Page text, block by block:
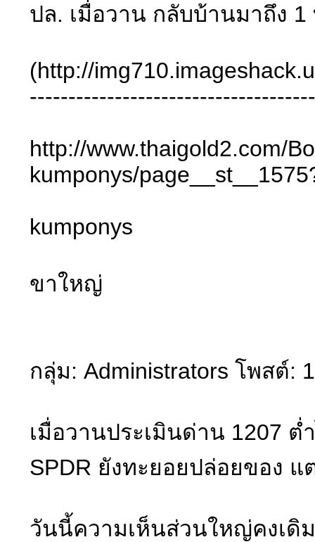
ปล. เมื่อวาน กลับบ้านมาถึง
(http://
http://www.thaigold2.com/
kumponys/
kumponys
ขาใหญ่
กลุ่ม: Administrators โพสต์:
เมื่อวานประเมินด่าน 1207
SPDR ยังทะยอยปล่อยของ แ
วันนี้ความเห็นส่วนใหญ่คงเดิ